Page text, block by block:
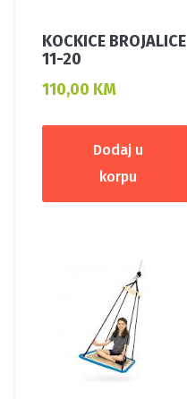
KOCKICE BROJALICE
11-20
110,00 KM
Dodaj u
korpu